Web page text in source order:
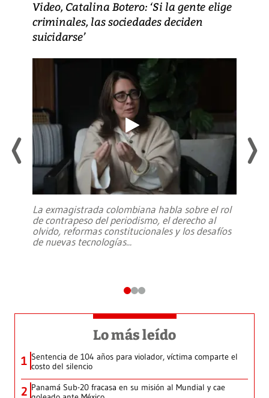
Video, Catalina Botero: ‘Si la gente elige
criminales, las sociedades deciden
suicidarse’
La exmagistrada colombiana habla sobre el rol
de contrapeso del periodismo, el derecho al
olvido, reformas constitucionales y los desafíos
de nuevas tecnologías...
Lo más leído
1 Sentencia de 104 años para violador, víctima comparte el
costo del silencio
2 Panamá Sub-20 fracasa en su misión al Mundial y cae